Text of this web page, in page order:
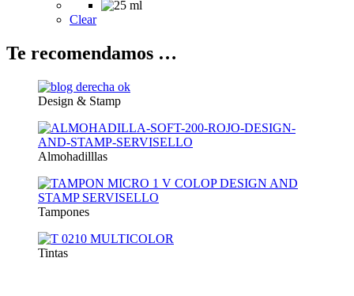
Clear
Te recomendamos …
Design & Stamp
Almohadilllas
Tampones
Tintas